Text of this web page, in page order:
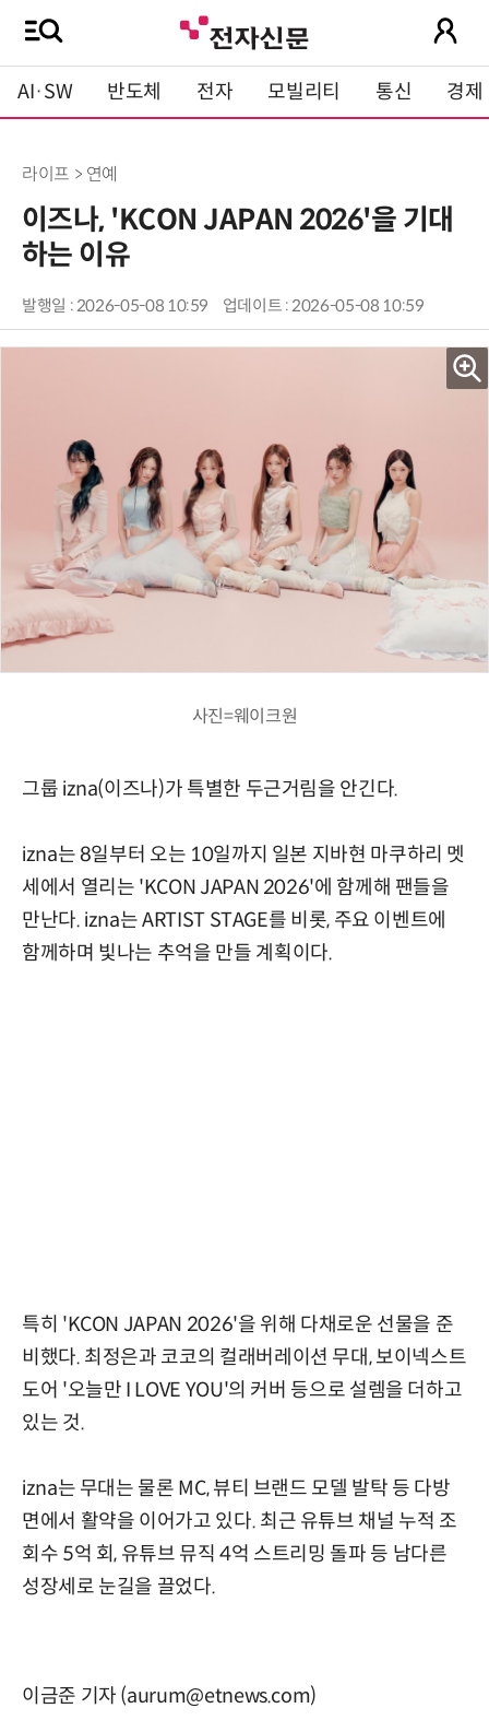
AI·SW 반도체 전자 모빌리티 통신 경제
라이프 > 연예
이즈나, 'KCON JAPAN 2026'을 기대
하는 이유
발행일 : 2026-05-08 10:59 업데이트 : 2026-05-08 10:59
사진=웨이크원
그룹 izna(이즈나)가 특별한 두근거림을 안긴다.
izna는 8일부터 오는 10일까지 일본 지바현 마쿠하리 멧
세에서 열리는 'KCON JAPAN 2026'에 함께해 팬들을
만난다. izna는 ARTIST STAGE를 비롯, 주요 이벤트에
함께하며 빛나는 추억을 만들 계획이다.
특히 'KCON JAPAN 2026'을 위해 다채로운 선물을 준
비했다. 최정은과 코코의 컬래버레이션 무대, 보이넥스트
도어 '오늘만 I LOVE YOU'의 커버 등으로 설렘을 더하고
있는 것.
izna는 무대는 물론 MC, 뷰티 브랜드 모델 발탁 등 다방
면에서 활약을 이어가고 있다. 최근 유튜브 채널 누적 조
회수 5억 회, 유튜브 뮤직 4억 스트리밍 돌파 등 남다른
성장세로 눈길을 끌었다.
이금준 기자 (aurum@etnews.com)